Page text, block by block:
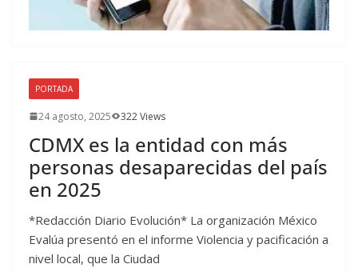
PORTADA
24 agosto, 2025 322 Views
CDMX es la entidad con más
personas desaparecidas del país
en 2025
*Redacción Diario Evolución* La organización México
Evalúa presentó en el informe Violencia y pacificación a
nivel local, que la Ciudad